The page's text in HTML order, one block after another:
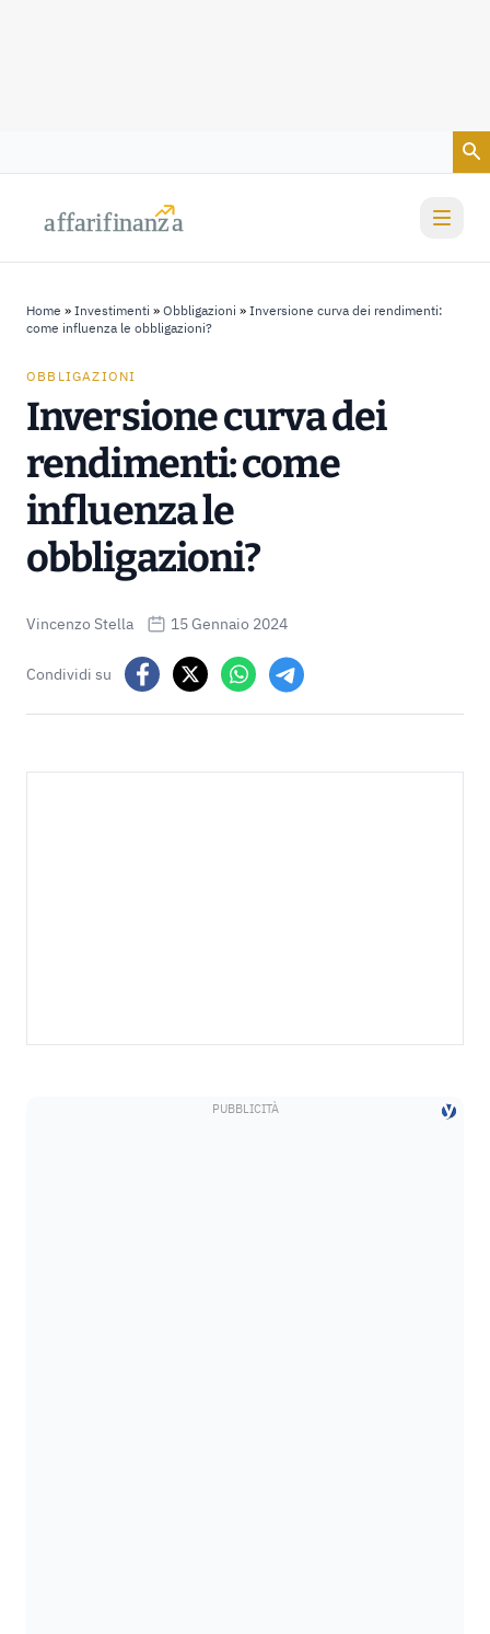
affarifinanza
affarifinanza
Home » Investimenti » Obbligazioni » Inversione curva dei rendimenti:
come influenza le obbligazioni?
OBBLIGAZIONI
Inversione curva dei
rendimenti: come
influenza le
obbligazioni?
Vincenzo Stella 15 Gennaio 2024
Condividi su